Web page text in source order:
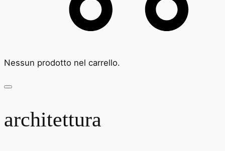
Nessun prodotto nel carrello.
architettura